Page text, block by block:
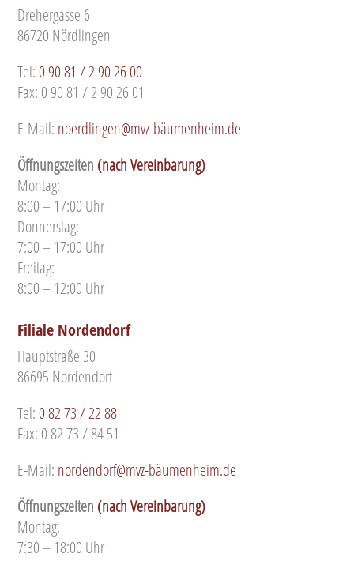
Drehergasse 6
86720 Nördlingen
Tel:0 90 81 / 2 90 26 00
Fax: 0 90 81 / 2 90 26 01
E-Mail: noerdlingen@mvz-bäumenheim.de
Öffnungszeiten (nach Vereinbarung)
Montag:
8:00 – 17:00 Uhr
Donnerstag:
7:00 – 17:00 Uhr
Freitag:
8:00 – 12:00 Uhr
Filiale Nordendorf
Hauptstraße 30
86695 Nordendorf
Tel:0 82 73 / 22 88
Fax: 0 82 73 / 84 51
E-Mail: nordendorf@mvz-bäumenheim.de
Öffnungszeiten (nach Vereinbarung)
Montag:
7:30 – 18:00 Uhr